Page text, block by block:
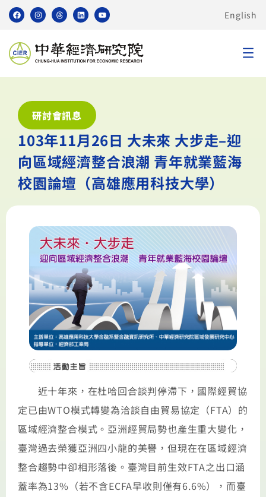
English
研討會訊息
103年11月26日 大未來 大步走–迎
向區域經濟整合浪潮 青年就業藍海
校園論壇（高雄應用科技大學）
近十年來，在杜哈回合談判停滯下，國際經貿協
定已由WTO模式轉變為洽談自由貿易協定（FTA）的
區域經濟整合模式。亞洲經貿局勢也產生重大變化，
臺灣過去榮獲亞洲四小龍的美譽，但現在在區域經濟
整合趨勢中卻相形落後。臺灣目前生效FTA之出口涵
蓋率為13%（若不含ECFA早收則僅有6.6%），而臺